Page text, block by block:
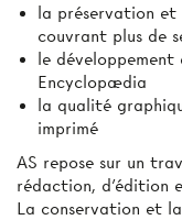
la préservation et
couvrant plus de
le
Encyclopædia
la qualité
imprimé
AS repose sur un
rédaction, d’édition
La conservation et